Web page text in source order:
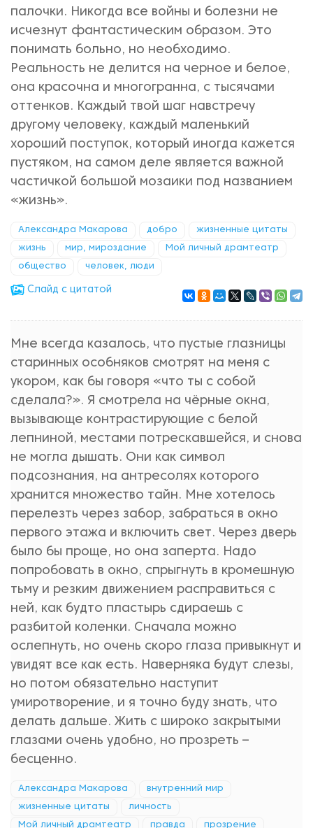
палочки. Никогда все войны и болезни не
исчезнут фантастическим образом. Это
понимать больно, но необходимо.
Реальность не делится на черное и белое,
она красочна и многогранна, с тысячами
оттенков. Каждый твой шаг навстречу
другому человеку, каждый маленький
хороший поступок, который иногда кажется
пустяком, на самом деле является важной
частичкой большой мозаики под названием
«жизнь».
Александра Макарова добро жизненные цитаты
жизнь мир, мироздание Мой личный драмтеатр
общество человек, люди
Cлайд с цитатой
Мне всегда казалось, что пустые глазницы
старинных особняков смотрят на меня с
укором, как бы говоря «что ты с собой
сделала?». Я смотрела на чёрные окна,
вызывающе контрастирующие с белой
лепниной, местами потрескавшейся, и снова
не могла дышать. Они как символ
подсознания, на антресолях которого
хранится множество тайн. Мне хотелось
перелезть через забор, забраться в окно
первого этажа и включить свет. Через дверь
было бы проще, но она заперта. Надо
попробовать в окно, спрыгнуть в кромешную
тьму и резким движением расправиться с
ней, как будто пластырь сдираешь с
разбитой коленки. Сначала можно
ослепнуть, но очень скоро глаза привыкнут и
увидят все как есть. Наверняка будут слезы,
но потом обязательно наступит
умиротворение, и я точно буду знать, что
делать дальше. Жить с широко закрытыми
глазами очень удобно, но прозреть –
бесценно.
Александра Макарова внутренний мир
жизненные цитаты личность
Мой личный драмтеатр правда прозрение